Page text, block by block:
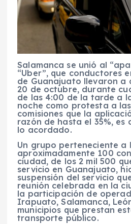
Salamanca se unió al
“Uber”, que conductores
de Guanajuato llevaron a
20 de octubre, durante
de las 4:00 de la tarde a
noche como protesta a
comisiones que la
razón de hasta el 35%, es
lo acordado.
Un grupo perteneciente a
aproximadamente 100
ciudad, de los 2 mil 500
servicio en Guanajuato,
suspensión del servicio
reunión celebrada en la
la participación de
Irapuato, Salamanca,
municipios que prestan
transporte público.